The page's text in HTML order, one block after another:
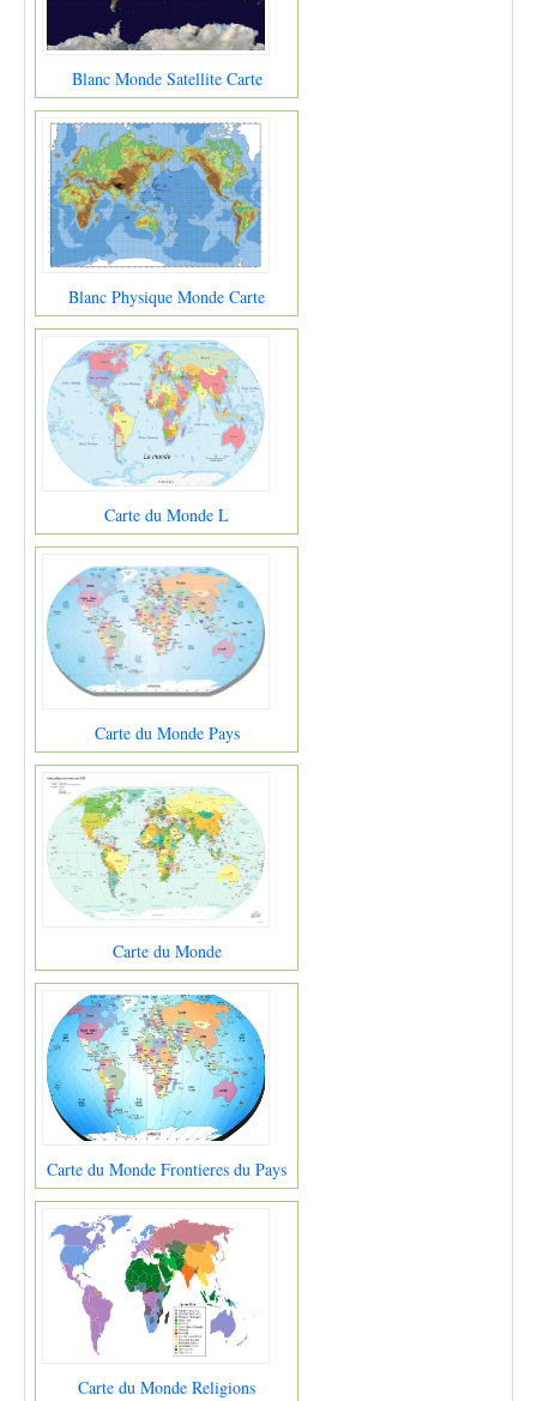
Blanc Monde Satellite Carte
Blanc Physique Monde Carte
Carte du Monde L
Carte du Monde Pays
Carte du Monde
Carte du Monde Frontieres du Pays
Carte du Monde Religions